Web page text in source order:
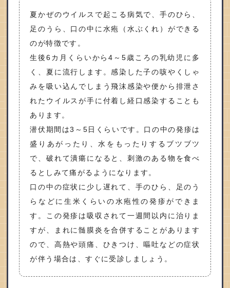
夏かぜのウイルスで起こる病気で、手のひら、
足のうら、口の中に水疱（水ぶくれ）ができる
のが特徴です。
生後6カ月くらいから4～5歳ころの乳幼児に多
く、夏に流行します。感染した子の咳やくしゃ
みを吸い込んでしまう飛沫感染や便から排泄さ
れたウイルスが手に付着し経口感染することも
あります。
潜伏期間は3～5日くらいです。口の中の発疹は
盛りあがったり、水をもったりするブツブツ
で、破れて潰瘍になると、刺激のある物を食べ
るとしみて痛がるようになります。
口の中の症状に少し遅れて、手のひら、足のう
らなどに生米くらいの水疱性の発疹ができま
す。この発疹は吸収されて一週間以内に治りま
すが、まれに髄膜炎を合併することがあります
ので、高熱や頭痛、ひきつけ、嘔吐などの症状
が伴う場合は、すぐに受診しましょう。